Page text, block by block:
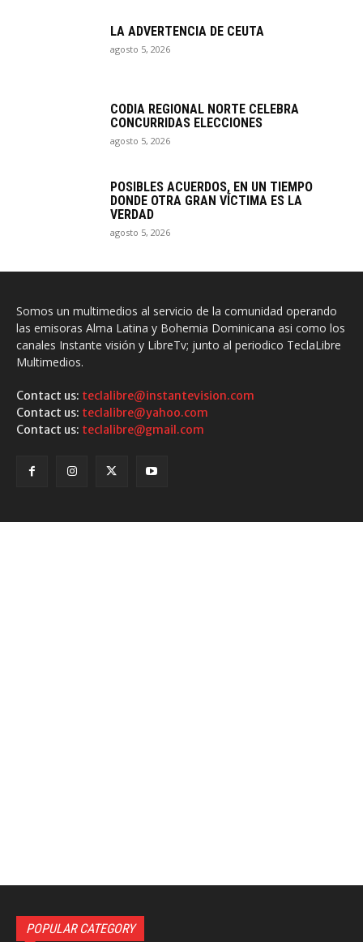
LA ADVERTENCIA DE CEUTA
agosto 5, 2026
CODIA REGIONAL NORTE CELEBRA
CONCURRIDAS ELECCIONES
agosto 5, 2026
POSIBLES ACUERDOS, EN UN TIEMPO
DONDE OTRA GRAN VÍCTIMA ES LA
VERDAD
agosto 5, 2026
Somos un multimedios al servicio de la comunidad operando
las emisoras Alma Latina y Bohemia Dominicana asi como los
canales Instante visión y LibreTv; junto al periodico TeclaLibre
Multimedios.
Contact us: teclalibre@instantevision.com
Contact us: teclalibre@yahoo.com
Contact us: teclalibre@gmail.com
POPULAR CATEGORY